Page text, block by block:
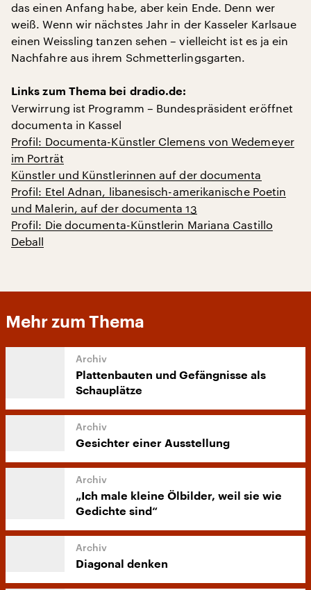
das einen Anfang habe, aber kein Ende. Denn wer
weiß. Wenn wir nächstes Jahr in der Kasseler Karlsaue
einen Weissling tanzen sehen – vielleicht ist es ja ein
Nachfahre aus ihrem Schmetterlingsgarten.
Links zum Thema bei dradio.de:
Verwirrung ist Programm – Bundespräsident eröffnet
documenta in Kassel
Profil: Documenta-Künstler Clemens von Wedemeyer
im Porträt
Künstler und Künstlerinnen auf der documenta
Profil: Etel Adnan, libanesisch-amerikanische Poetin
und Malerin, auf der documenta 13
Profil: Die documenta-Künstlerin Mariana Castillo
Deball
Mehr zum Thema
Plattenbauten und Gefängnisse als
Schauplätze
Gesichter einer Ausstellung
„Ich male kleine Ölbilder, weil sie wie
Gedichte sind“
Diagonal denken